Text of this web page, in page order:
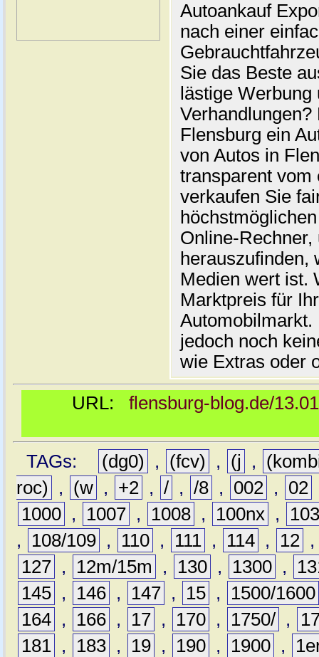
Autoankauf
nach einer
Sie das Beste
lästige
Flensburg ein
von Autos in
transparent vom
verkaufen Sie
Online-
herauszufinden,
Medien wert ist.
Marktpreis für
jedoch noch
wie Extras oder
URL: flensburg-blog.de/
TAGs: (dg0) , (fcv) , (j ,
roc)
, (w , +2 , / , /8 , 002 , 02
1000 , 1007 , 1008 , 100nx ,
,
108/109 , 110 , 111 , 114 , 12
127 , 12m/15m , 130 , 1300 ,
145 , 146 , 147 , 15 ,
1500/1600
164 , 166 , 17 , 170 , 1750/ ,
181 , 183 , 19 , 190 , 1900 ,